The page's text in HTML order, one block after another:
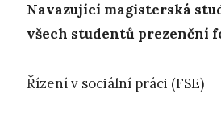
Navazující magisterská
všech studentů prezenční
Řízení v sociální práci (FSE)